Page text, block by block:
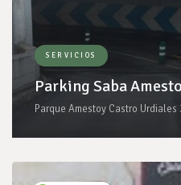
SERVICIOS
Parking Saba
Parque Amestoy Castro